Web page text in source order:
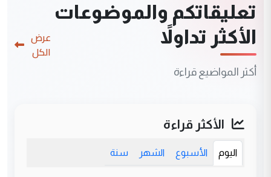
تعليقاتكم والموضوعات
الأكثر تداولاً
أكثر المواضيع قراءة
عرض
الكل
الأكثر قراءة
اليوم الأسبوع الشهر سنة